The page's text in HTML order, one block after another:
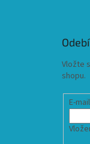
Vložte
shopu.
E-mail